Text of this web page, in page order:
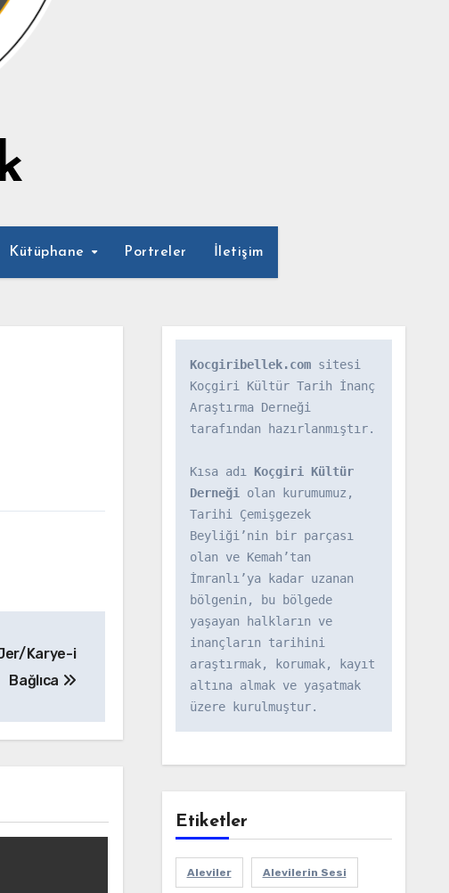
Kütüphane Portreler İletişim
Karye-i
Bağlıca
Kocgiribellek.com sitesi
Koçgiri Kültür Tarih İnanç
Araştırma Derneği
tarafından hazırlanmıştır.
Kısa adı Koçgiri Kültür
Derneği olan kurumumuz,
Tarihi Çemişgezek
Beyliği’nin bir parçası
olan ve Kemah’tan
İmranlı’ya kadar uzanan
bölgenin, bu bölgede
yaşayan halkların ve
inançların tarihini
araştırmak, korumak, kayıt
altına almak ve yaşatmak
üzere kurulmuştur.
Etiketler
Aleviler Alevilerin Sesi